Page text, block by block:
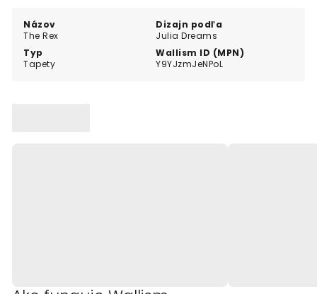
Názov
The Rex
Dizajn podľa
Julia Dreams
Typ
Tapety
Wallism ID (MPN)
Y9YJzmJeNPoL